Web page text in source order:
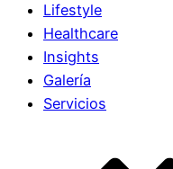
Lifestyle
Healthcare
Insights
Galería
Servicios